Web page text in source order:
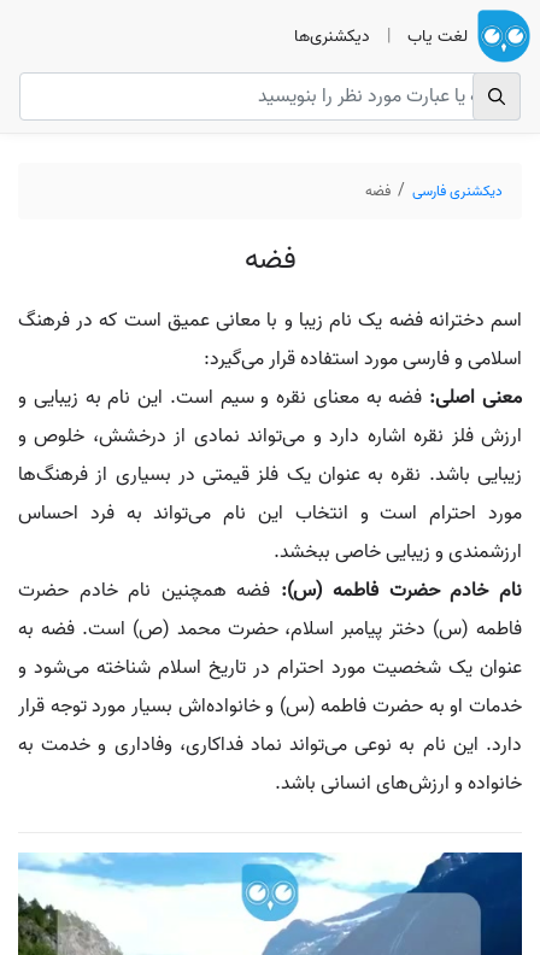
لغت یاب | دیکشنری‌ها
دیکشنری فارسی فضه
فضه
اسم دخترانه فضه یک نام زیبا و با معانی عمیق است که در فرهنگ
اسلامی و فارسی مورد استفاده قرار می‌گیرد:
معنی اصلی: فضه به معنای نقره و سیم است. این نام به زیبایی و
ارزش فلز نقره اشاره دارد و می‌تواند نمادی از درخشش، خلوص و
زیبایی باشد. نقره به عنوان یک فلز قیمتی در بسیاری از فرهنگ‌ها
مورد احترام است و انتخاب این نام می‌تواند به فرد احساس
ارزشمندی و زیبایی خاصی ببخشد.
نام خادم حضرت فاطمه (س): فضه همچنین نام خادم حضرت
فاطمه (س) دختر پیامبر اسلام، حضرت محمد (ص) است. فضه به
عنوان یک شخصیت مورد احترام در تاریخ اسلام شناخته می‌شود و
خدمات او به حضرت فاطمه (س) و خانواده‌اش بسیار مورد توجه قرار
دارد. این نام به نوعی می‌تواند نماد فداکاری، وفاداری و خدمت به
خانواده و ارزش‌های انسانی باشد.